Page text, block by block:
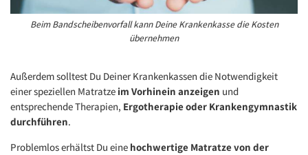
Beim Bandscheibenvorfall kann Deine Krankenkasse die Kosten
übernehmen
Außerdem solltest Du Deiner Krankenkassen die Notwendigkeit
einer speziellen Matratze im Vorhinein anzeigen und
entsprechende Therapien, Ergotherapie oder Krankengymnastik
durchführen.
Problemlos erhältst Du eine hochwertige Matratze von der